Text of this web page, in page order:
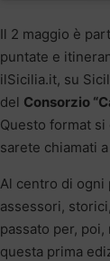
Il 2 maggio è
puntate e
ilSicilia.it, su
del Consorzio
Questo format
sarete chiamati
Al centro di ogni
assessori,
passato per,
questa prima